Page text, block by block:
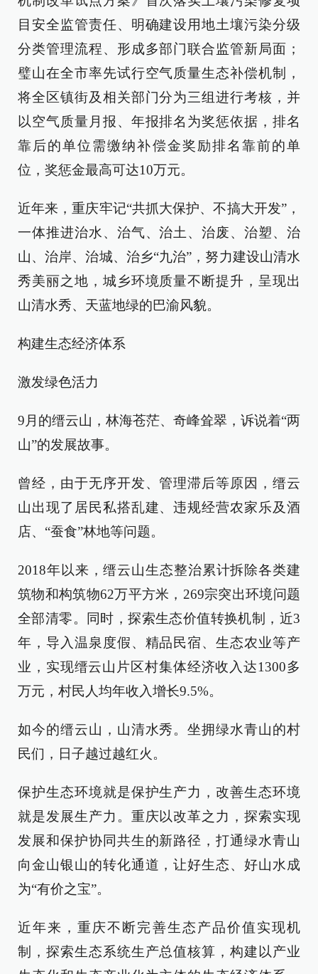
目安全监管责任、明确建设用地土壤污染分级
分类管理流程、形成多部门联合监管新局面；
璧山在全市率先试行空气质量生态补偿机制，
将全区镇街及相关部门分为三组进行考核，并
以空气质量月报、年报排名为奖惩依据，排名
靠后的单位需缴纳补偿金奖励排名靠前的单
位，奖惩金最高可达10万元。
近年来，重庆牢记“共抓大保护、不搞大开发”，
一体推进治水、治气、治土、治废、治塑、治
山、治岸、治城、治乡“九治”，努力建设山清水
秀美丽之地，城乡环境质量不断提升，呈现出
山清水秀、天蓝地绿的巴渝风貌。
构建生态经济体系
激发绿色活力
9月的缙云山，林海苍茫、奇峰耸翠，诉说着“两
山”的发展故事。
曾经，由于无序开发、管理滞后等原因，缙云
山出现了居民私搭乱建、违规经营农家乐及酒
店、“蚕食”林地等问题。
2018年以来，缙云山生态整治累计拆除各类建
筑物和构筑物62万平方米，269宗突出环境问题
全部清零。同时，探索生态价值转换机制，近3
年，导入温泉度假、精品民宿、生态农业等产
业，实现缙云山片区村集体经济收入达1300多
万元，村民人均年收入增长9.5%。
如今的缙云山，山清水秀。坐拥绿水青山的村
民们，日子越过越红火。
保护生态环境就是保护生产力，改善生态环境
就是发展生产力。重庆以改革之力，探索实现
发展和保护协同共生的新路径，打通绿水青山
向金山银山的转化通道，让好生态、好山水成
为“有价之宝”。
近年来，重庆不断完善生态产品价值实现机
制，探索生态系统生产总值核算，构建以产业